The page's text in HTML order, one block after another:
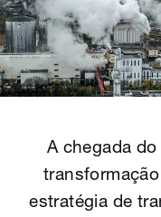
A chegada
estratégia de